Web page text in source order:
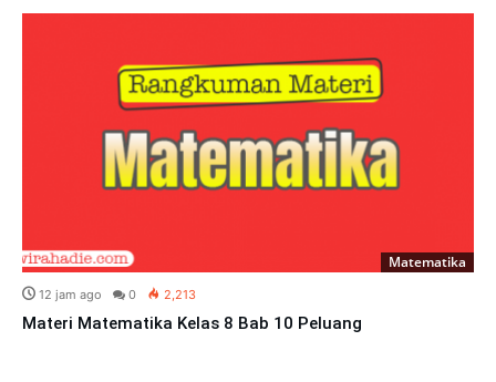
Matematika
12 jam ago 0 2,213
Materi Matematika Kelas 8 Bab 10 Peluang